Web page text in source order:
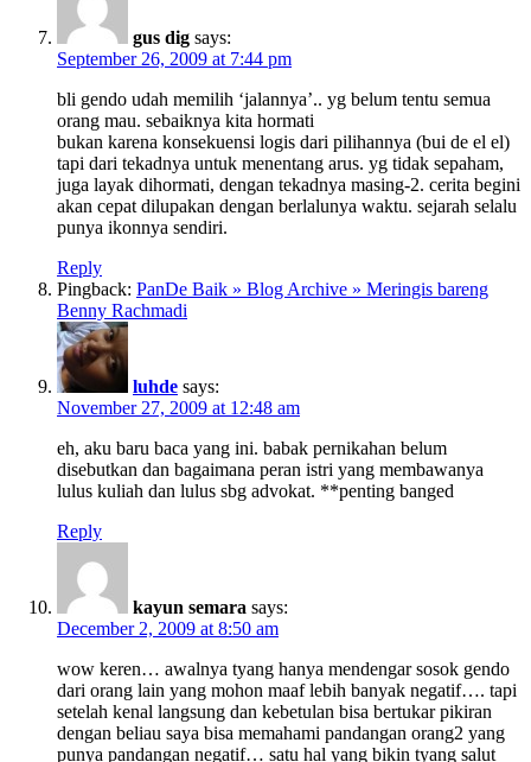
gus dig says:
September 26, 2009 at 7:44 pm
bli gendo udah memilih ‘jalannya’.. yg belum tentu semua
orang mau. sebaiknya kita hormati
bukan karena konsekuensi logis dari pilihannya (bui de el el)
tapi dari tekadnya untuk menentang arus. yg tidak sepaham,
juga layak dihormati, dengan tekadnya masing-2. cerita begini
akan cepat dilupakan dengan berlalunya waktu. sejarah selalu
punya ikonnya sendiri.
Reply
Pingback: PanDe Baik » Blog Archive » Meringis bareng
Benny Rachmadi
luhde says:
November 27, 2009 at 12:48 am
eh, aku baru baca yang ini. babak pernikahan belum
disebutkan dan bagaimana peran istri yang membawanya
lulus kuliah dan lulus sbg advokat. **penting banged
Reply
kayun semara says:
December 2, 2009 at 8:50 am
wow keren… awalnya tyang hanya mendengar sosok gendo
dari orang lain yang mohon maaf lebih banyak negatif…. tapi
setelah kenal langsung dan kebetulan bisa bertukar pikiran
dengan beliau saya bisa memahami pandangan orang2 yang
punya pandangan negatif… satu hal yang bikin tyang salut